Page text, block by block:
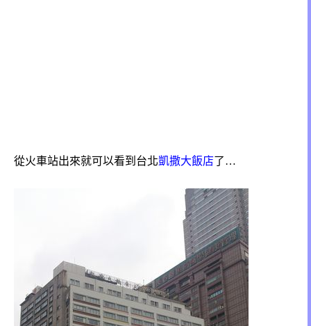
從火車站出來就可以看到台北凱撒大飯店 了…